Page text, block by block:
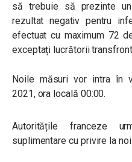
să trebuie să prezinte
rezultat negativ pentru
efectuat cu maximum 72
exceptați lucrătorii
Noile măsuri vor intra în
2021, ora locală 00:00.
Autoritățile franceze
suplimentare cu privire la